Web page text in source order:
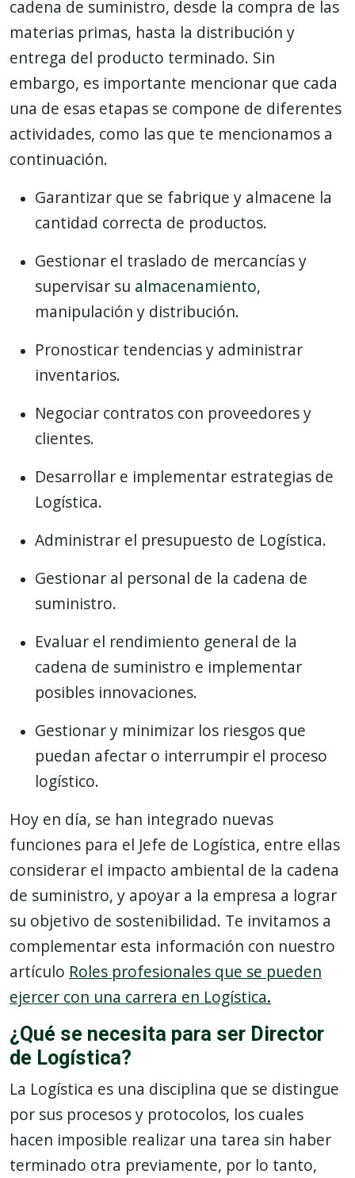
cadena de suministro, desde la compra de las
materias primas, hasta la distribución y
entrega del producto terminado. Sin
embargo, es importante mencionar que cada
una de esas etapas se compone de diferentes
actividades, como las que te mencionamos a
continuación.
Garantizar que se fabrique y almacene la
cantidad correcta de productos.
Gestionar el traslado de mercancías y
supervisar su almacenamiento,
manipulación y distribución.
Pronosticar tendencias y administrar
inventarios.
Negociar contratos con proveedores y
clientes.
Desarrollar e implementar estrategias de
Logística.
Administrar el presupuesto de Logística.
Gestionar al personal de la cadena de
suministro.
Evaluar el rendimiento general de la
cadena de suministro e implementar
posibles innovaciones.
Gestionar y minimizar los riesgos que
puedan afectar o interrumpir el proceso
logístico.
Hoy en día, se han integrado nuevas
funciones para el Jefe de Logística, entre ellas
considerar el impacto ambiental de la cadena
de suministro, y apoyar a la empresa a lograr
su objetivo de sostenibilidad. Te invitamos a
complementar esta información con nuestro
artículo Roles profesionales que se pueden
ejercer con una carrera en Logística.
¿Qué se necesita para ser Director
de Logística?
La Logística es una disciplina que se distingue
por sus procesos y protocolos, los cuales
hacen imposible realizar una tarea sin haber
terminado otra previamente, por lo tanto,